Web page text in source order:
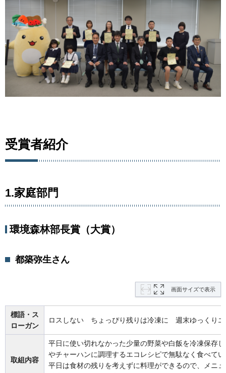
受賞者紹介
1.家庭部門
環境森林部長賞（大賞）
都築弥生さん
画面サイズで表示
標語・ス
ローガン
ロスしない ちょっぴり残りは冷凍に 週末ゆっくりエ
取組内容
平日に使い切れなかった少量の野菜や白飯を冷凍保存
やチャーハンに調理するエコレシピで無駄なく食べて
平日は食材の残りを考えずに料理ができるので、メニ